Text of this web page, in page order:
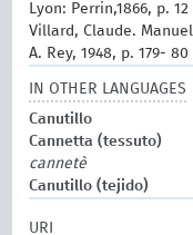
Lyon: Perrin,1866, p. 12
Villard, Claude.
A. Rey, 1948, p. 179- 80
IN OTHER LANGUAGES
Canutillo
Cannetta (tessuto)
cannetè
Canutillo (tejido)
URI